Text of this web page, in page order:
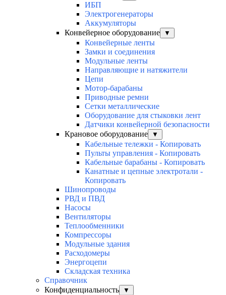
ИБП
Электрогенераторы
Аккумуляторы
Конвейерное оборудование
▼
Конвейерные ленты
Замки и соединения
Модульные ленты
Направляющие и натяжители
Цепи
Мотор-барабаны
Приводные ремни
Сетки металлические
Оборудование для стыковки лент
Датчики конвейерной безопасности
Крановое оборудование
▼
Кабельные тележки - Копировать
Пульты управления - Копировать
Кабельные барабаны - Копировать
Канатные и цепные электротали -
Копировать
Шинопроводы
РВД и ПВД
Насосы
Вентиляторы
Теплообменники
Компрессоры
Модульные здания
Расходомеры
Энергоцепи
Складская техника
Справочник
Конфиденциальность
▼